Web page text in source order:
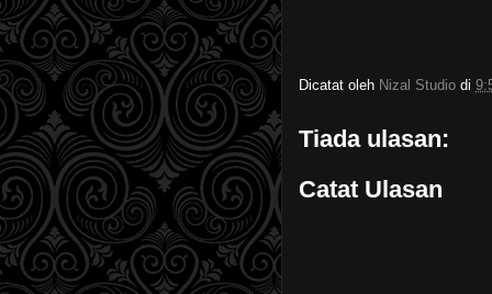
Dicatat oleh Nizal Studio di
Tiada ulasan:
Catat Ulasan